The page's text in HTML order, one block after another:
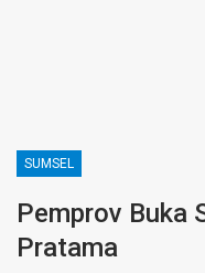
SUMSEL
Pemprov Buka
Pratama